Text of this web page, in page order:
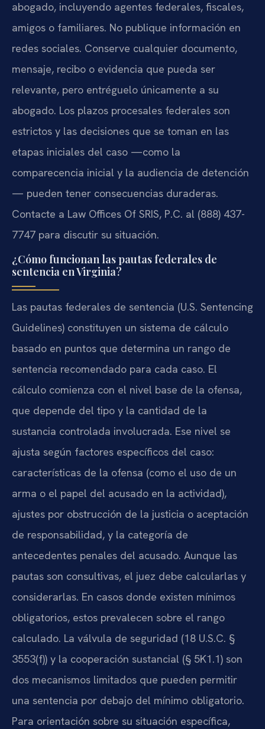
abogado, incluyendo agentes federales, fiscales,
amigos o familiares. No publique información en
redes sociales. Conserve cualquier documento,
mensaje, recibo o evidencia que pueda ser
relevante, pero entréguelo únicamente a su
abogado. Los plazos procesales federales son
estrictos y las decisiones que se toman en las
etapas iniciales del caso —como la
comparecencia inicial y la audiencia de detención
— pueden tener consecuencias duraderas.
Contacte a Law Offices Of SRIS, P.C. al (888) 437-
7747 para discutir su situación.
¿Cómo funcionan las pautas federales de
sentencia en Virginia?
Las pautas federales de sentencia (U.S. Sentencing
Guidelines) constituyen un sistema de cálculo
basado en puntos que determina un rango de
sentencia recomendado para cada caso. El
cálculo comienza con el nivel base de la ofensa,
que depende del tipo y la cantidad de la
sustancia controlada involucrada. Ese nivel se
ajusta según factores específicos del caso:
características de la ofensa (como el uso de un
arma o el papel del acusado en la actividad),
ajustes por obstrucción de la justicia o aceptación
de responsabilidad, y la categoría de
antecedentes penales del acusado. Aunque las
pautas son consultivas, el juez debe calcularlas y
considerarlas. En casos donde existen mínimos
obligatorios, estos prevalecen sobre el rango
calculado. La válvula de seguridad (18 U.S.C. §
3553(f)) y la cooperación sustancial (§ 5K1.1) son
dos mecanismos limitados que pueden permitir
una sentencia por debajo del mínimo obligatorio.
Para orientación sobre su situación específica,